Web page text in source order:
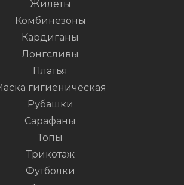
Жилеты
Комбинезоны
Кардиганы
Лонгсливы
Платья
гигиеническая
Рубашки
Сарафаны
Топы
Трикотаж
Футболки